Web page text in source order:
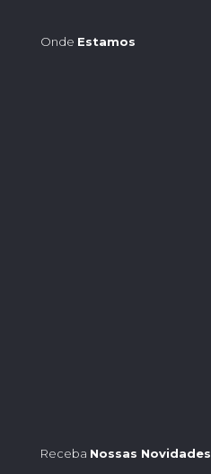
Onde Estamos
Receba Nossas Novidades